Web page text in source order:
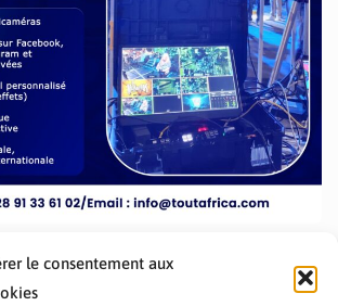
le consentement aux